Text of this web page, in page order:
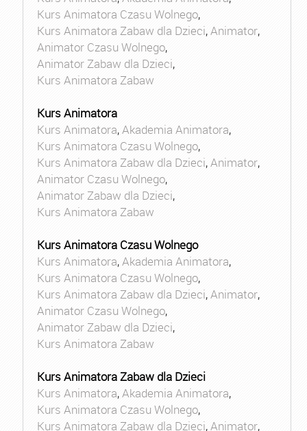
Kurs Animatora Czasu Wolnego,
Kurs Animatora Zabaw dla Dzieci,Animator,
Animator Czasu Wolnego,
Animator Zabaw dla Dzieci,
Kurs Animatora Zabaw
Kurs Animatora
Kurs Animatora,Akademia Animatora,
Kurs Animatora Czasu Wolnego,
Kurs Animatora Zabaw dla Dzieci,Animator,
Animator Czasu Wolnego,
Animator Zabaw dla Dzieci,
Kurs Animatora Zabaw
Kurs Animatora Czasu Wolnego
Kurs Animatora,Akademia Animatora,
Kurs Animatora Czasu Wolnego,
Kurs Animatora Zabaw dla Dzieci,Animator,
Animator Czasu Wolnego,
Animator Zabaw dla Dzieci,
Kurs Animatora Zabaw
Kurs Animatora Zabaw dla Dzieci
Kurs Animatora,Akademia Animatora,
Kurs Animatora Czasu Wolnego,
Kurs Animatora Zabaw dla Dzieci,Animator,